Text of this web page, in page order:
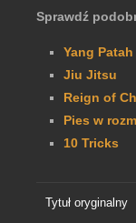
Sprawdź
Yang
Jiu Jitsu
Reign of
Pies w
10 Tricks
Tytuł oryginalny